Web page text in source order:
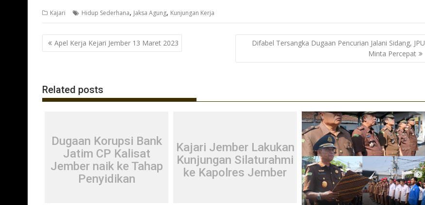
e
b
o
k
itt
er
at
s
A
e
gr
a
Kajari Hidup Sederhana, Jaksa Agung, Kunjungan Kerja
Navigasi
pos
Apel Kerja Kejari Jember 13 Maret 2023
Difabel Tersangka Dugaan Pencurian Jalani Sidang, JPU
Minta Percepat
Related posts
Dugaan Korupsi Bank
Jatim CP Kalisat
Jember naik ke Tahap
Penyidikan
Kajari Jember Lakukan
Kunjungan Silaturahmi
ke Kapolres Jember